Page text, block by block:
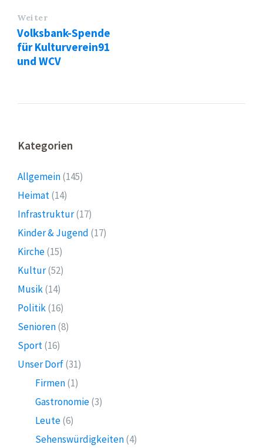
Weiter
Volksbank-Spende
für Kulturverein91
und WCV
Kategorien
Allgemein(145)
Heimat(14)
Infrastruktur(17)
Kinder & Jugend (17)
Kirche(15)
Kultur(52)
Musik(14)
Politik(16)
Senioren(8)
Sport(16)
Unser Dorf(31)
Firmen(1)
Gastronomie(3)
Leute(6)
Sehenswürdigkeiten(4)